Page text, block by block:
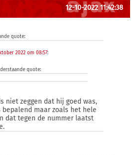
12-10-2022 11:42:38
quote:
2022 om 08:57:
quote:
niet zeggen dat hij goed was,
bepalend maar zoals het hele
dat tegen de nummer laatst